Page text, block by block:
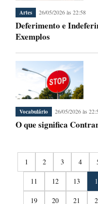
Artes 26/05/2026 às 22:58
Deferimento e
Exemplos
Vocabulário 26/05/2026 às
O que significa
1 2 3 4
11 12 13
19 20 21